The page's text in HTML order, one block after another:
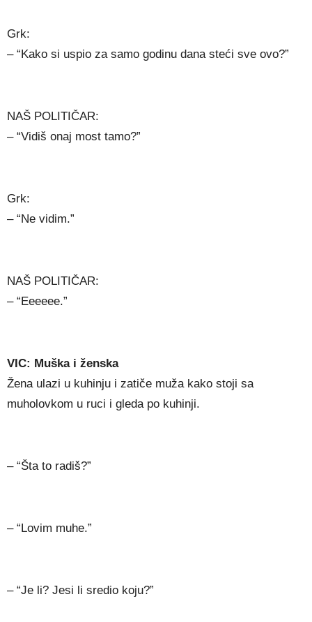
Grk:
– “Kako si uspio za samo godinu dana steći sve ovo?”
NAŠ POLITIČAR:
– “Vidiš onaj most tamo?”
Grk:
– “Ne vidim.”
NAŠ POLITIČAR:
– “Eeeeee.”
VIC: Muška i ženska
Žena ulazi u kuhinju i zatiče muža kako stoji sa
muholovkom u ruci i gleda po kuhinji.
– “Šta to radiš?”
– “Lovim muhe.”
– “Je li? Jesi li sredio koju?”